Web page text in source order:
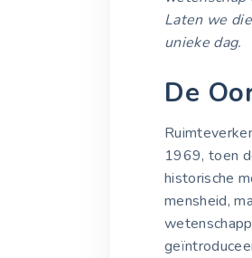
Laten we
unieke dag.
De
1969, toen
historische
mensheid,